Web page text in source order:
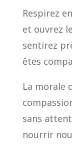
Respirez
et ouvrez
sentirez
êtes
La morale
sans
nourrir